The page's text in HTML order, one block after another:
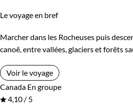
Standard
Itinérant
Le voyage en bref
Marcher dans les Rocheuses puis
canoë, entre vallées, glaciers et forêts
Voir le voyage
Canada En groupe
4,10 / 5